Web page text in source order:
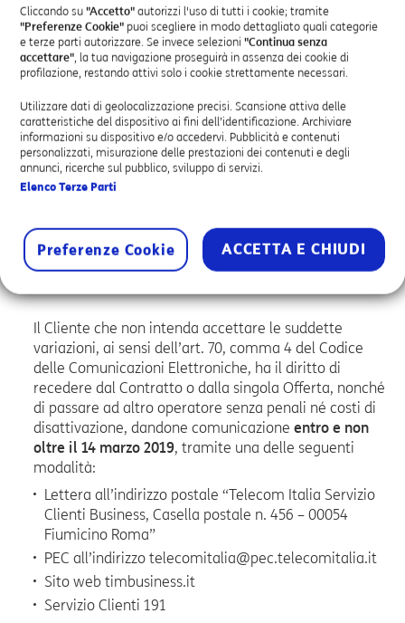
noleggio – esposto in fattura nella sezione “Contributi
e Abbonamenti” –aumenteràanch’essodel 10%.
I Clienti interessati dalle suddette variazioni
apposita comunicazione personalizzata e potranno
verificare le offerte fisse attive sulla/e linea/e nell’Area
Clienti riservata in questo sito. I prezzi in vigore fino al
14 marzo 2019, sono agevolmente consultabili nella
sezione “Contributi e Abbonamenti” della fattura TIM.
MODALITA’ PER ESERCITARE IL DIRITTO DI RECESSO
AI SENSI DELL’ART. 70, COMMA 4 DEL CODICE DELLE
Il Cliente che non intenda accettare le suddette
variazioni, ai sensi dell’art. 70, comma 4 del Codice
delle Comunicazioni Elettroniche, ha il diritto di
recedere dal Contratto o dalla singola Offerta, nonché
di passare ad altro operatore senza penali né costi di
disattivazione, dandone comunicazioneentro e non
oltre il 14 marzo 2019, tramite una delle seguenti
modalità:
Lettera all’indirizzo postale “Telecom Italia Servizio
Clienti Business, Casella postale n. 456 – 00054
Fiumicino Roma”
PEC all’indirizzo telecomitalia@pec.telecomitalia.it
Sito web timbusiness.it
Servizio Clienti 191
Cliccando su "Accetto" autorizzi l'uso di tutti i cookie; tramite
"Preferenze Cookie" puoi scegliere in modo dettagliato quali categorie
e terze parti autorizzare. Se invece selezioni "Continua senza
accettare", la tua navigazione proseguirà in assenza dei cookie di
profilazione, restando attivi solo i cookie strettamente necessari.
Utilizzare dati di geolocalizzazione precisi. Scansione attiva delle
caratteristiche del dispositivo ai fini dell’identificazione. Archiviare
informazioni su dispositivo e/o accedervi. Pubblicità e contenuti
personalizzati, misurazione delle prestazioni dei contenuti e degli
annunci, ricerche sul pubblico, sviluppo di servizi.
Elenco Terze Parti
Preferenze Cookie ACCETTA E CHIUDI